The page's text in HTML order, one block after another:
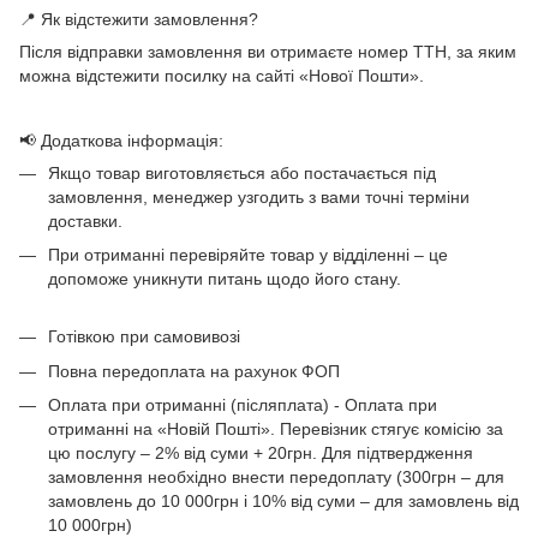
📍 Як відстежити замовлення?
Після відправки замовлення ви отримаєте номер ТТН, за яким
можна відстежити посилку на сайті «Нової Пошти».
📢 Додаткова інформація:
Якщо товар виготовляється або постачається під
замовлення, менеджер узгодить з вами точні терміни
доставки.
При отриманні перевіряйте товар у відділенні – це
допоможе уникнути питань щодо його стану.
Готівкою при самовивозі
Повна передоплата на рахунок ФОП
Оплата при отриманні (післяплата) - Оплата при
отриманні на «Новій Пошті». Перевізник стягує комісію за
цю послугу – 2% від суми + 20грн. Для підтвердження
замовлення необхідно внести передоплату (300грн – для
замовлень до 10 000грн і 10% від суми – для замовлень від
10 000грн)